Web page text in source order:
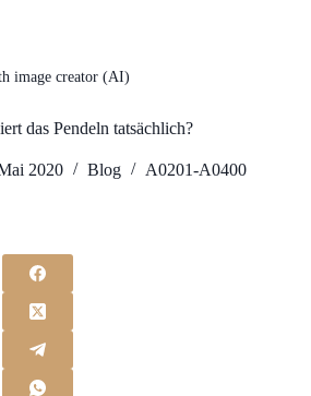
image creator (AI)
das Pendeln tatsächlich?
2020 Blog A0201-A0400